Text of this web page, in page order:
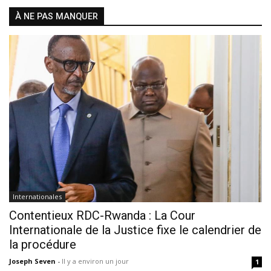
À NE PAS MANQUER
Internationales
Contentieux RDC-Rwanda : La Cour
Internationale de la Justice fixe le calendrier de
la procédure
Joseph Seven - Il y a environ un jour 1